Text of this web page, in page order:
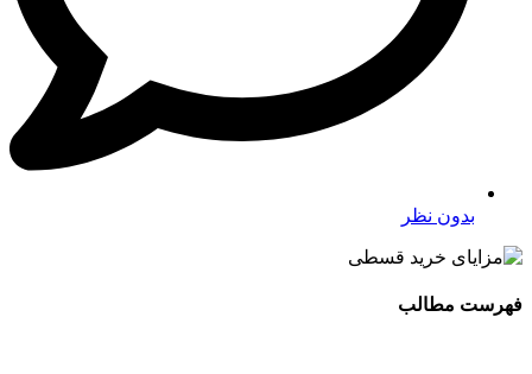
بدون نظر
فهرست مطالب